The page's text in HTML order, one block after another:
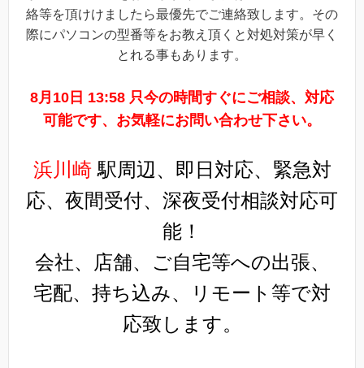
絡等を頂けけましたら最優先でご連絡致します。その
際にパソコンの型番等をお教え頂くと対処対策が早く
とれる事もあります。
8月10日 13:58 只今の時間すぐにご相談、対応
可能です、お気軽にお問い合わせ下さい。
浜川崎駅周辺、即日対応、緊急対
応、夜間受付、深夜受付相談対応可
能！
会社、店舗、ご自宅等への出張、
宅配、持ち込み、リモート等で対
応致します。